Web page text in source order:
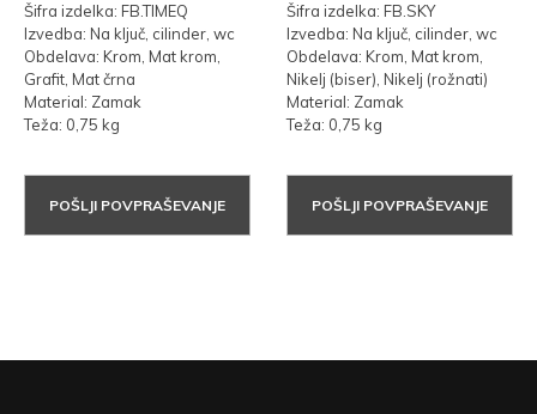
Šifra izdelka: FB.TIMEQ
Izvedba: Na ključ, cilinder, wc
Obdelava: Krom, Mat krom,
Grafit, Mat črna
Material: Zamak
Teža: 0,75 kg
POŠLJI POVPRAŠEVANJE
Šifra izdelka: FB.SKY
Izvedba: Na ključ, cilinder, wc
Obdelava: Krom, Mat krom,
Nikelj (biser), Nikelj (rožnati)
Material: Zamak
Teža: 0,75 kg
POŠLJI POVPRAŠEVANJE